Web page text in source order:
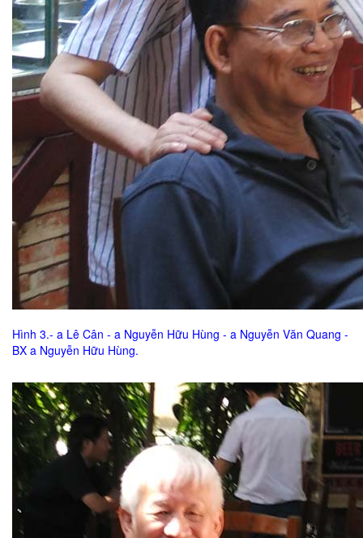
Hình 3.- a Lê Cân - a Nguyễn Hữu Hùng - a Nguyễn Văn Quang -
BX a Nguyễn Hữu Hùng.